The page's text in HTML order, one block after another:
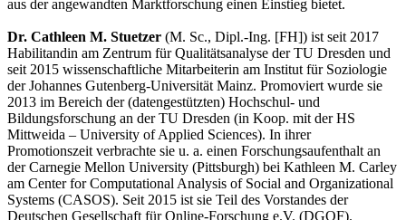
aus der angewandten Marktforschung einen Einstieg bietet.
Dr. Cathleen M. Stuetzer (M. Sc., Dipl.-Ing. [FH]) ist seit 2017
Habilitandin am Zentrum für Qualitätsanalyse der TU Dresden und
seit 2015 wissenschaftliche Mitarbeiterin am Institut für Soziologie
der Johannes Gutenberg-Universität Mainz. Promoviert wurde sie
2013 im Bereich der (datengestützten) Hochschul- und
Bildungsforschung an der TU Dresden (in Koop. mit der HS
Mittweida – University of Applied Sciences). In ihrer
Promotionszeit verbrachte sie u. a. einen Forschungsaufenthalt an
der Carnegie Mellon University (Pittsburgh) bei Kathleen M. Carley
am Center for Computational Analysis of Social and Organizational
Systems (CASOS). Seit 2015 ist sie Teil des Vorstandes der
Deutschen Gesellschaft für Online-Forschung e.V. (DGOF).